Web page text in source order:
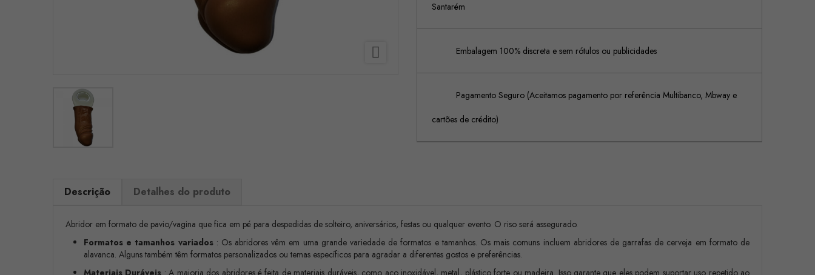

Santarém
Embalagem 100% discreta e sem rótulos ou publicidades
Pagamento Seguro (Aceitamos pagamento por referência Multibanco, Mbway e
cartões de crédito)
Descrição Detalhes do produto
Abridor em formato de pavio/vagina que fica em pé para despedidas de solteiro, aniversários, festas ou qualquer evento. O riso será assegurado.
Formatos e tamanhos variados: Os abridores vêm em uma grande variedade de formatos e tamanhos. Os mais comuns incluem abridores de garrafas de cerveja em formato de
alavanca. Alguns também têm formatos personalizados ou temas específicos para agradar a diferentes gostos e preferências.
Materiais Duráveis : A maioria dos abridores é feita de materiais duráveis, como aço inoxidável, metal, plástico forte ou madeira. Isso garante que eles podem suportar uso repetido ao